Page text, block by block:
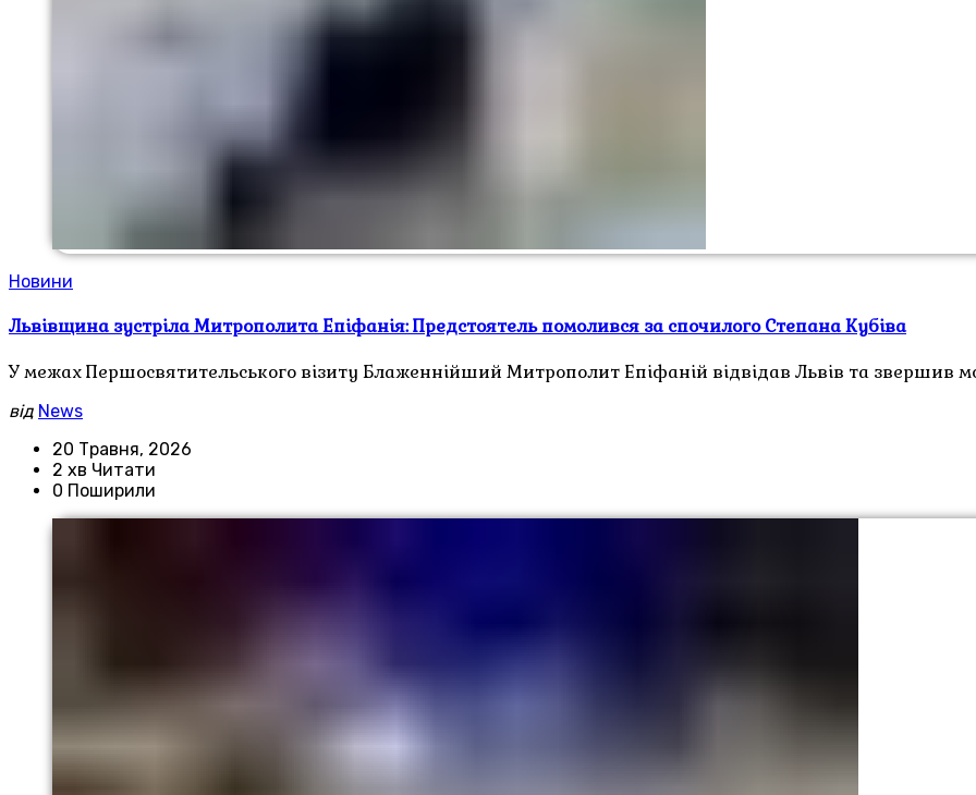
Новини
Львівщина зустріла Митрополита Епіфанія: Предстоятель помолився за спочилого Степана Кубіва
У межах Першосвятительського візиту Блаженнійший Митрополит Епіфаній відвідав Львів та звершив
від News
20 Травня, 2026
2 хв Читати
0 Поширили